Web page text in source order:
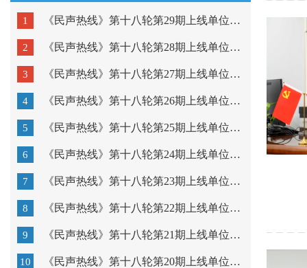
1 《民声热线》第十八轮第29期上线单位：市公安局潮阳分局...
2 《民声热线》第十八轮第28期上线单位：市公安局金平分局...
3 《民声热线》第十八轮第27期上线单位：澄海区教育局、濠...
4 《民声热线》第十八轮第26期上线单位：潮阳区教育局、潮...
5 《民声热线》第十八轮第25期上线单位：金平区教育局、龙...
6 《民声热线》第十八轮第24期上线单位：市疾病预防控制中...
7 《民声热线》第十八轮第23期上线单位：粤东技师学院、汕...
8 《民声热线》第十八轮第22期上线单位：汕头市教育局
9 《民声热线》第十八轮第21期上线单位：广东以色列理工学...
10 《民声热线》第十八轮第20期上线单位：汕头市中心医院